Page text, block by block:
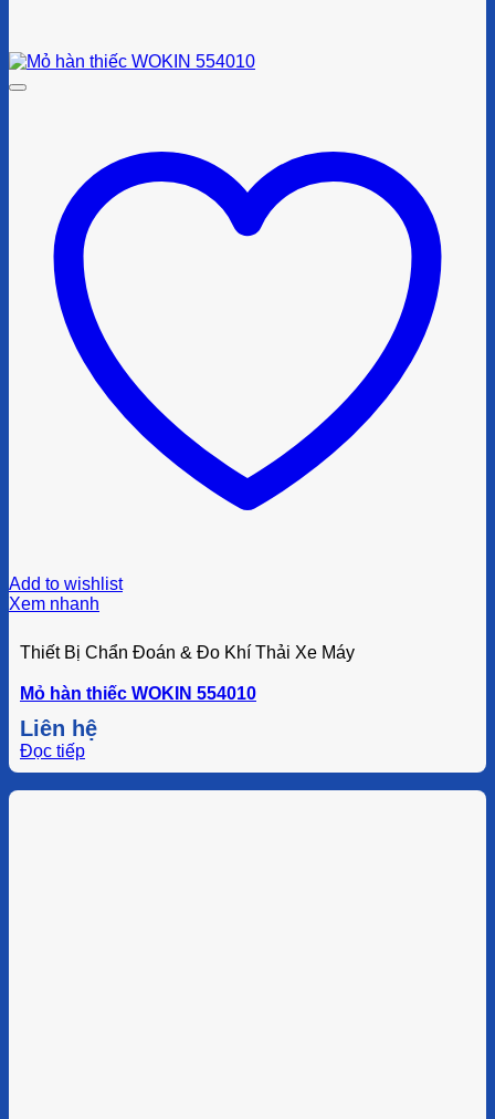
Add to wishlist
Xem nhanh
Thiết Bị Chẩn Đoán & Đo Khí Thải Xe Máy
Mỏ hàn thiếc WOKIN 554010
Liên hệ
Đọc tiếp